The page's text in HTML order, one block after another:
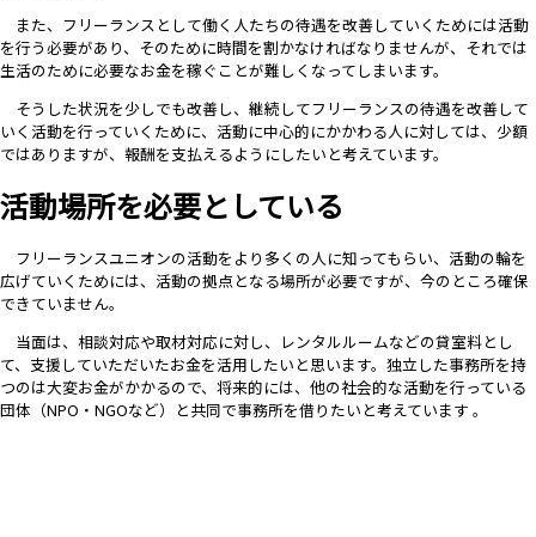
また、フリーランスとして働く人たちの待遇を改善していくためには活動
を行う必要があり、そのために時間を割かなければなりませんが、それでは
生活のために必要なお金を稼ぐことが難しくなってしまいます。
そうした状況を少しでも改善し、継続してフリーランスの待遇を改善して
いく活動を行っていくために、活動に中心的にかかわる人に対しては、少額
ではありますが、報酬を支払えるようにしたいと考えています。
活動場所を必要としている
フリーランスユニオンの活動をより多くの人に知ってもらい、活動の輪を
広げていくためには、活動の拠点となる場所が必要ですが、今のところ確保
できていません。
当面は、相談対応や取材対応に対し、レンタルルームなどの貸室料とし
て、支援していただいたお金を活用したいと思います。独立した事務所を持
つのは大変お金がかかるので、将来的には、他の社会的な活動を行っている
団体（NPO・NGOなど）と共同で事務所を借りたいと考えています 。